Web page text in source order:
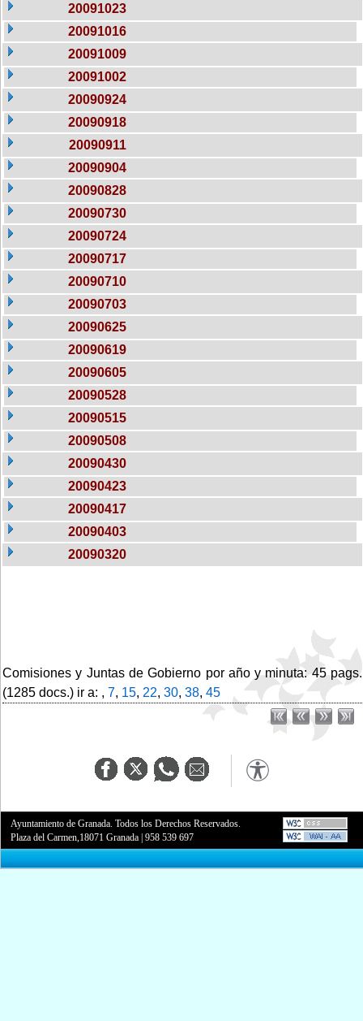
20091023
20091016
20091009
20091002
20090924
20090918
20090911
20090904
20090828
20090730
20090724
20090717
20090710
20090703
20090625
20090619
20090605
20090528
20090515
20090508
20090430
20090423
20090417
20090403
20090320
Comisiones y Juntas de Gobierno por año y minuta: 45 pags.
(1285 docs.) ir a: , 7, 15, 22, 30, 38, 45
Ayuntamiento de Granada. Todos los Derechos Reservados.
Plaza del Carmen,18071 Granada |958 539 697